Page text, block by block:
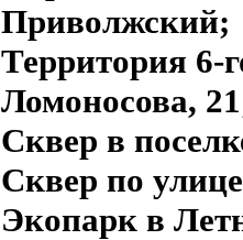
Приволжский;
Территория 6-
Ломоносова,
Сквер в
Сквер по
Экопарк в